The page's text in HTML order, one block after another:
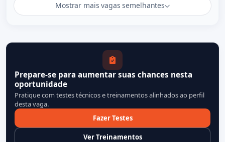
Mostrar mais vagas semelhantes
Prepare-se para aumentar suas chances nesta
oportunidade
Pratique com testes técnicos e treinamentos alinhados ao perfil
desta vaga.
Fazer Testes
Ver Treinamentos